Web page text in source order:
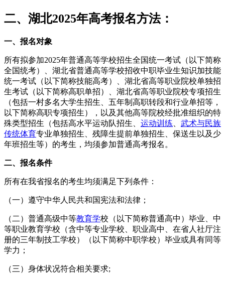
二、湖北2025年高考报名方法：
一、报名对象
所有拟参加2025年普通高等学校招生全国统一考试（以下简称
全国统考）、湖北省普通高等学校招收中职毕业生知识加技能
统一考试（以下简称技能高考）、湖北省高等职业院校单独招
生考试（以下简称高职单招）、湖北省高等职业院校专项招生
（包括一村多名大学生招生、五年制高职转段和行业单招等，
以下简称高职专项招生），以及其他高等院校经批准组织的特
殊类型招生（包括高水平运动队招生、 运动训练
武术与民族
传统体育专业单独招生、残障生提前单独招生、保送生以及少
年班招生等）的考生，均须参加普通高考报名。
二、报名条件
所有在我省报名的考生均须满足下列条件：
（一）遵守中华人民共和国宪法和法律；
（二）普通高级中等教育学校（以下简称普通高中）毕业、中
等职业教育学校（含中等专业学校、职业高中、在省人社厅注
册的三年制技工学校）（以下简称中职学校）毕业或具有同等
学力；
（三）身体状况符合相关要求;